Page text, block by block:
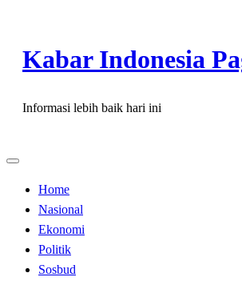
content
Kabar Indonesia
Informasi lebih baik hari ini
Home
Nasional
Ekonomi
Politik
Sosbud